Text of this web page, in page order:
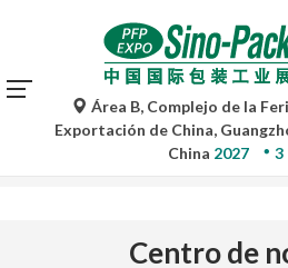
Las traducciones automáticas de
solo de referencia y pueden
cualquier duda, consulte la
Área B, Complejo de la
Exportación de China,
China 2027 3
Centro de